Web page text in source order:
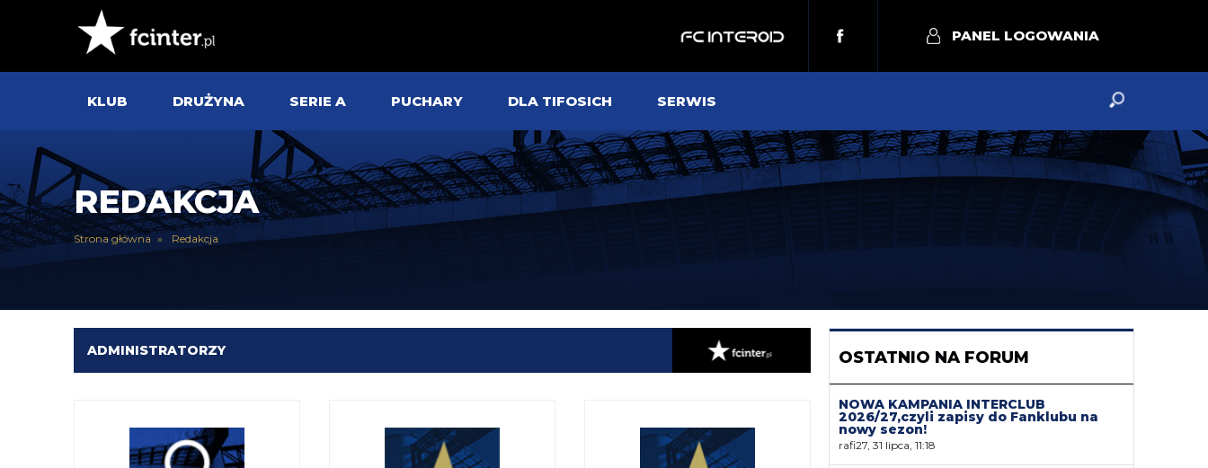
PANEL LOGOWANIA
KLUB DRUŻYNA SERIE A PUCHARY DLA TIFOSICH SERWIS
REDAKCJA
Strona główna Redakcja
ADMINISTRATORZY OSTATNIO NA FORUM
NOWA KAMPANIA INTERCLUB
2026/27,czyli zapisy do Fanklubu na
nowy sezon!
rafi27, 31 lipca, 11:18